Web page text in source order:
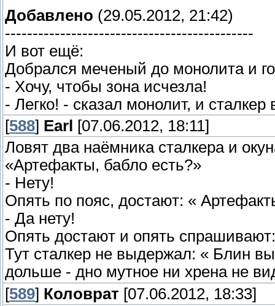
Добавлено (29.05.2012, 21:42)
---------------------------------------------
И вот ещё:
Добрался меченый до монолита и
- Хочу, чтобы зона исчезла!
- Легко! - сказал монолит, и
[588] Earl
[07.06.2012, 18:11]
Ловят два наёмника сталкера и
«Артефакты, бабло есть?»
- Нету!
Опять по пояс, достают: «
- Да нету!
Опять достают и опять
Тут сталкер не выдержал: « Блин
дольше - дно мутное ни хрена не
[589] Коловрат [07.06.2012, 18:33]